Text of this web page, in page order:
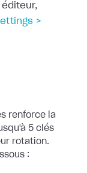
>
renforce la
5 clés
rotation.
: